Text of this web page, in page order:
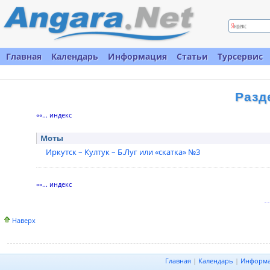
Главная Календарь Информация Статьи Турсервис
««... индекс
Моты
Иркутск – Култук – Б.Луг или «скатка» №3
««... индекс
Наверх
Главная | Календарь |